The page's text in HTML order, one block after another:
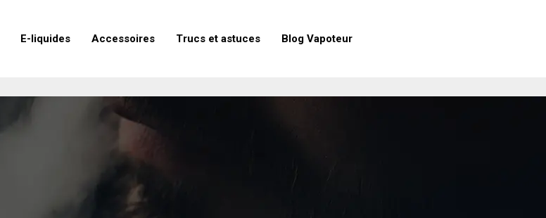
E-liquides Accessoires Trucs et astuces Blog Vapoteur